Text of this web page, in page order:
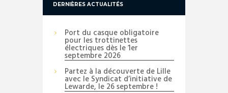
DERNIÈRES ACTUALITÉS
Port du casque obligatoire
pour les trottinettes
électriques dès le 1er
septembre 2026
Partez à la découverte de Lille
avec le Syndicat d’initiative de
Lewarde, le 26 septembre !